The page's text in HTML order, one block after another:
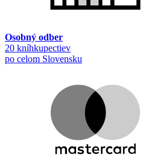
Osobný odber
20 kníhkupectiev
po celom Slovensku